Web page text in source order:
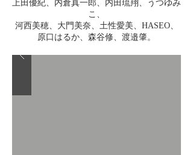
上田優紀、内倉真一郎、内田琉翔、うつゆみ
こ、
河西美穂、大門美奈、土性愛美、HASEO、
原口はるか、森谷修、渡邉肇。